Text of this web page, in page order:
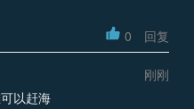
0 回复
刚刚
以赶海